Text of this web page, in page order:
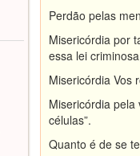
Perdão pelas
Misericórdia por
essa lei
Misericórdia Vos
Misericórdia
células”.
Quanto é de se